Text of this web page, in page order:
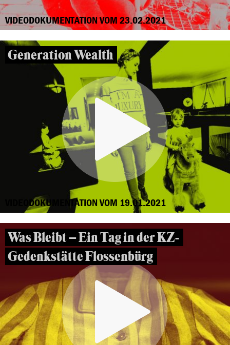
VIDEODOKUMENTATION VOM 23.02.2021
Generation Wealth
VIDEODOKUMENTATION VOM 19.01.2021
Was Bleibt – Ein Tag in der KZ-
Gedenkstätte Flossenbürg